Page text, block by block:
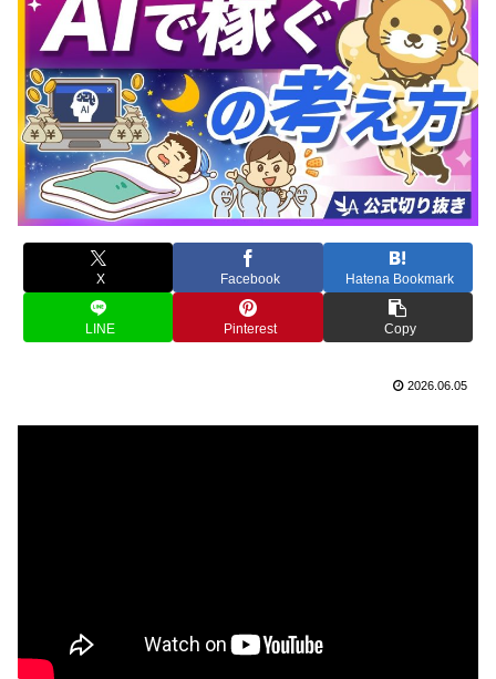
X Facebook Hatena Bookmark
LINE Pinterest Copy
2026.06.05